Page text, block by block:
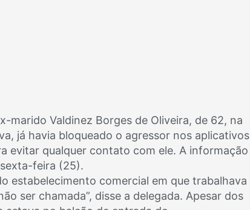
marido Valdinez Borges de Oliveira, de 62, na
já havia bloqueado o agressor nos aplicativos
evitar qualquer contato com ele. A informação
feira (25).
estabelecimento comercial em que trabalhava
ser chamada”, disse a delegada. Apesar dos